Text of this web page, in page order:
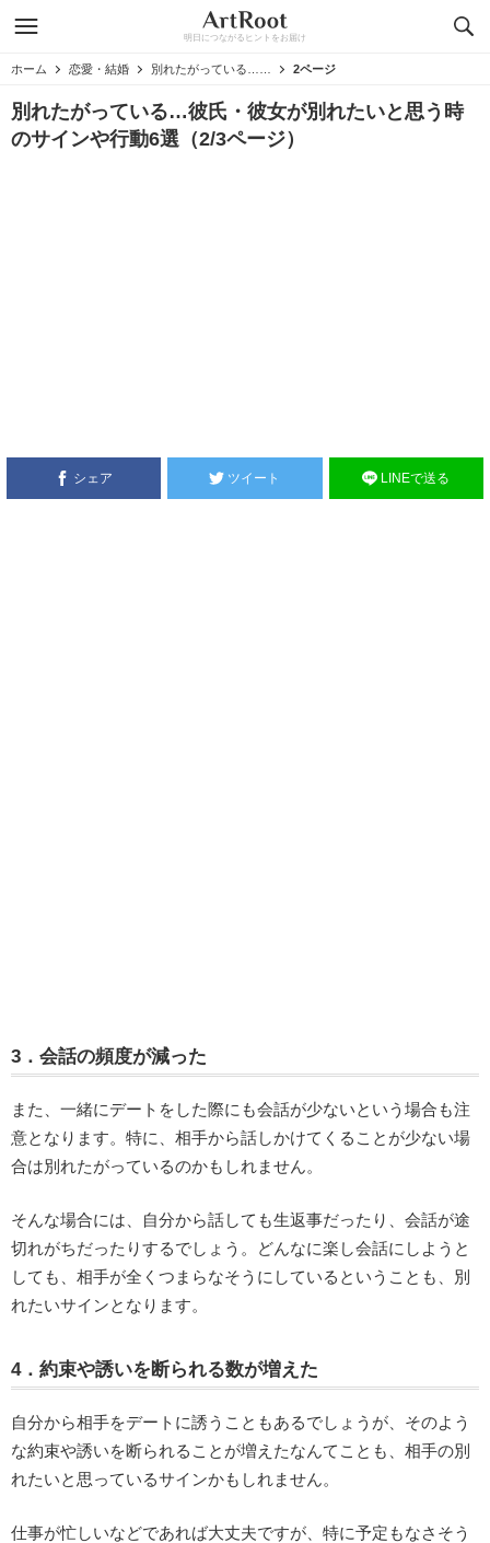
明日につながるヒントをお届け
ホーム 恋愛・結婚 2ページ
別れたがっている…彼氏・彼女が別れたいと思う時
のサインや行動6選（2/3ページ）
シェア ツイート LINEで送る
3．会話の頻度が減った
また、一緒にデートをした際にも会話が少ないという場合も注
意となります。特に、相手から話しかけてくることが少ない場
合は別れたがっているのかもしれません。
そんな場合には、自分から話しても生返事だったり、会話が途
切れがちだったりするでしょう。どんなに楽し会話にしようと
しても、相手が全くつまらなそうにしているということも、別
れたいサインとなります。
4．約束や誘いを断られる数が増えた
自分から相手をデートに誘うこともあるでしょうが、そのよう
な約束や誘いを断られることが増えたなんてことも、相手の別
れたいと思っているサインかもしれません。
仕事が忙しいなどであれば大丈夫ですが、特に予定もなさそう